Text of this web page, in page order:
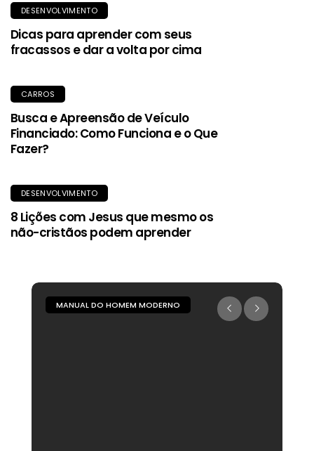
DESENVOLVIMENTO
Dicas para aprender com seus
fracassos e dar a volta por cima
CARROS
Busca e Apreensão de Veículo
Financiado: Como Funciona e o Que
Fazer?
DESENVOLVIMENTO
8 Lições com Jesus que mesmo os
não-cristãos podem aprender
MANUAL DO HOMEM MODERNO